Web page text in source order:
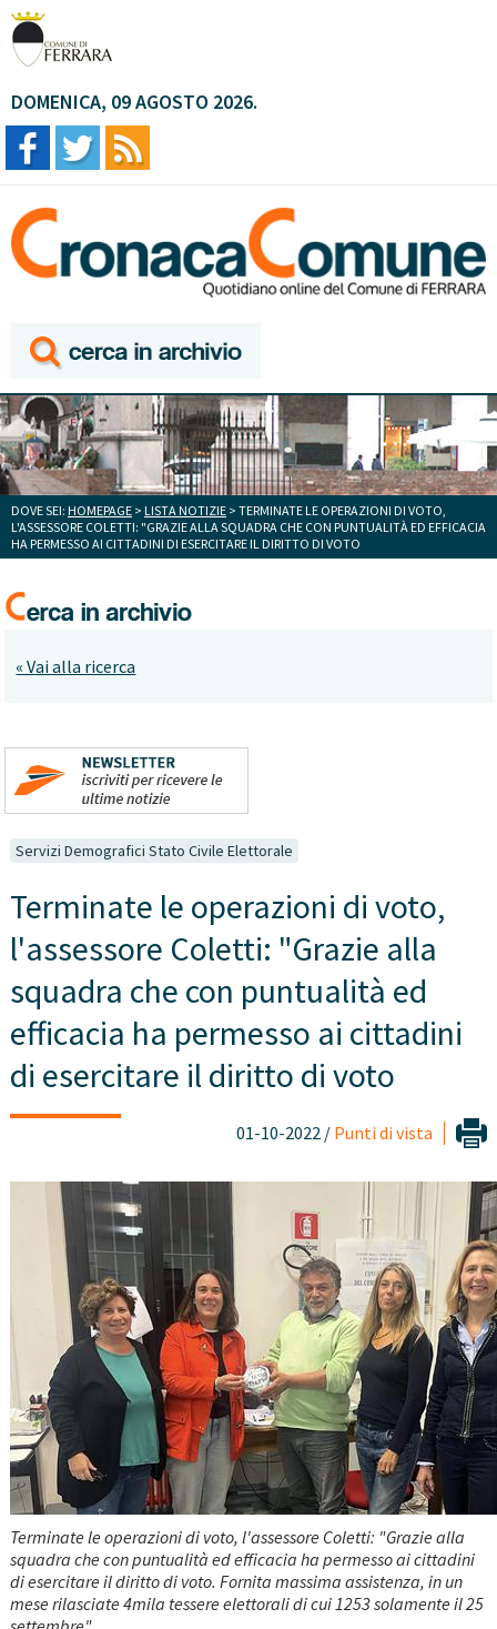
DOMENICA, 09 AGOSTO 2026.
DOVE SEI: HOMEPAGE > LISTA NOTIZIE > TERMINATE LE OPERAZIONI DI VOTO,
L'ASSESSORE COLETTI: "GRAZIE ALLA SQUADRA CHE CON PUNTUALITÀ ED EFFICACIA
HA PERMESSO AI CITTADINI DI ESERCITARE IL DIRITTO DI VOTO
« Vai alla ricerca
Servizi Demografici Stato Civile Elettorale
Terminate le operazioni di voto,
l'assessore Coletti: "Grazie alla
squadra che con puntualità ed
efficacia ha permesso ai cittadini
di esercitare il diritto di voto
01-10-2022 / Punti di vista
Terminate le operazioni di voto, l'assessore Coletti: "Grazie alla
squadra che con puntualità ed efficacia ha permesso ai cittadini
di esercitare il diritto di voto. Fornita massima assistenza, in un
mese rilasciate 4mila tessere elettorali di cui 1253 solamente il 25